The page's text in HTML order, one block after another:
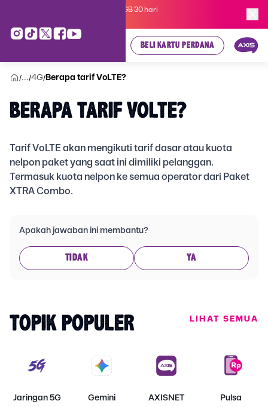
Kartu Perdana AXIS Suka-Suka 3GB 30 hari
BELI KARTU PERDANA
/.../4G/ Berapa tarif VoLTE?
BERAPA TARIF VOLTE?
Tarif VoLTE akan mengikuti tarif dasar atau kuota
nelpon paket yang saat ini dimiliki pelanggan.
Termasuk kuota nelpon ke semua operator dari Paket
XTRA Combo.
Apakah jawaban ini membantu?
TIDAK YA
TOPIK POPULER LIHAT SEMUA
Jaringan 5G Gemini AXISNET Pulsa